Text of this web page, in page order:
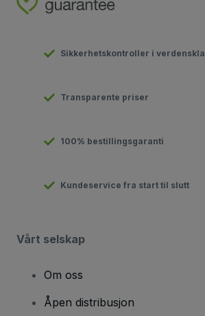
Sikkerhetskontroller i
Transparente priser
100% bestillingsgaranti
Kundeservice fra start til slutt
Vårt selskap
Om oss
Åpen distribusjon